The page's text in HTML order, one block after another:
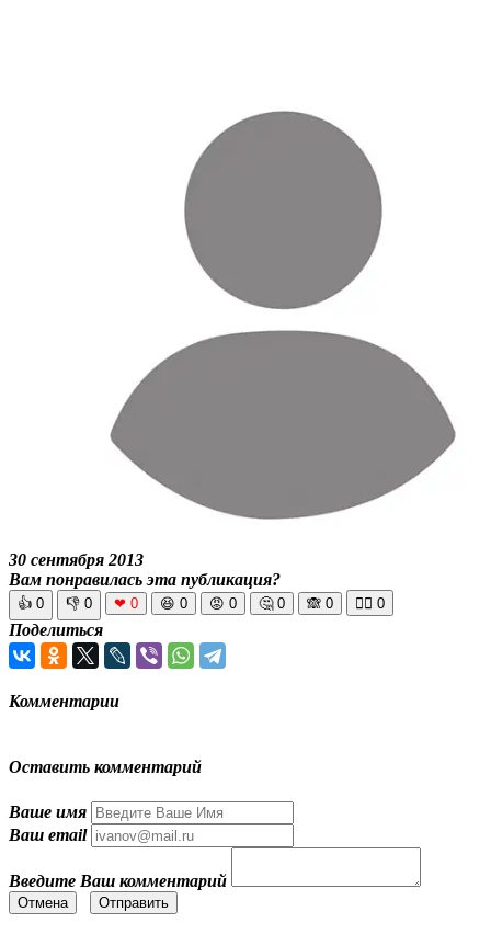
30 сентября 2013
Вам понравилась эта публикация?
👍 0 👎 0 ❤ 0 😆 0 😡 0 🤔 0 🙈 0 🧘‍♀️ 0
Поделиться
Комментарии
Оставить комментарий
Ваше имя
Ваш email
Введите Ваш комментарий
Отмена Отправить